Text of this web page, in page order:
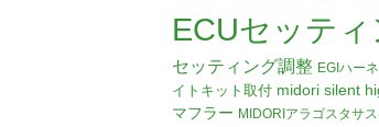
ECUセッテ
セッティング調整 EGIハー
イトキット取付 midori silent
マフラー MIDORIアラゴスタサ